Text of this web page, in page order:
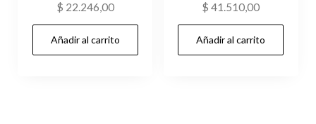
$ 22.246,00
Añadir al carrito
$ 41.510,00
Añadir al carrito